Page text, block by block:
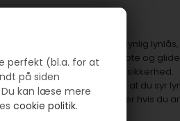
perfekt (bl.a. for at
på siden
kan læse mere
cookie politik.
får du en markant og synlig
Plasttænderne er formstøbte og
en lang levetid og høj driftssikkerhed.
resultat anbefaler vi, at du syr
nål i størrelse 100
, især hvis du